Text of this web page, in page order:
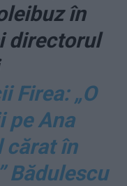
în
directorul
Firea: „O
pe Ana
cărat în
Bădulescu